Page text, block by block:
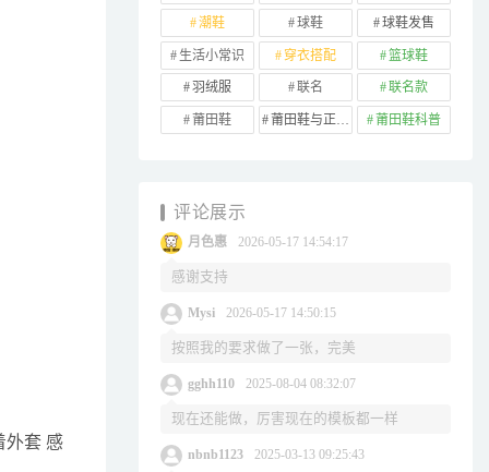
外套 感
潮鞋 球鞋 球鞋发售
生活小常识 穿衣搭配 篮球鞋
羽绒服 联名 联名款
莆田鞋 莆田鞋与正品对比 莆田鞋科普
评论展示
月色惠 2026-05-17 14:54:17
感谢支持
Mysi 2026-05-17 14:50:15
按照我的要求做了一张，完美
gghh110 2025-08-04 08:32:07
现在还能做，厉害现在的模板都一样
nbnb1123 2025-03-13 09:25:43